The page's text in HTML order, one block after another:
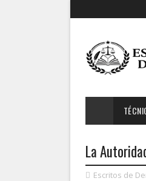
La
Escritos de